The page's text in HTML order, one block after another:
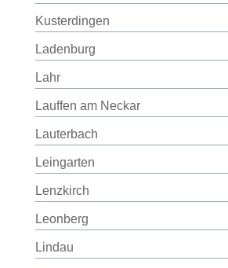
Kusterdingen
Ladenburg
Lahr
Lauffen am Neckar
Lauterbach
Leingarten
Lenzkirch
Leonberg
Lindau